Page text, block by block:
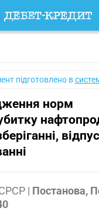
підготовлено в
норм
| Постанова,